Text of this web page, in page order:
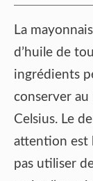
La
d’huile de
ingrédients
conserver
Celsius. Le
attention est
pas utiliser